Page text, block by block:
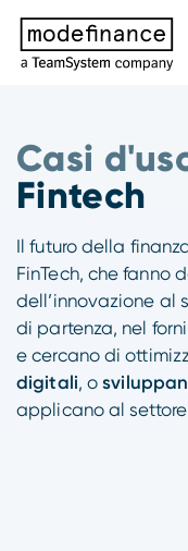
Casi
Fintech
Il futuro della
FinTech, che fanno
dell’innovazione al
di partenza, nel
e cercano di
digitali, o
applicano al
Agenzia di Rating
Tigran
s-peek
MORE
Data Science
API & Plug-N-Play
Fintech
SGR e fondi
Imprese
Chi siamo
Blog
Press center
Contatti